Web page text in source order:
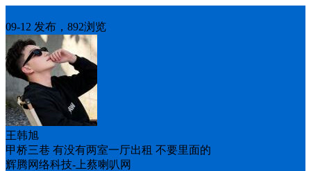
09-12 发布，892浏览
王韩旭
甲桥三巷 有没有两室一厅出租 不要里面的
辉腾网络科技-上蔡喇叭网